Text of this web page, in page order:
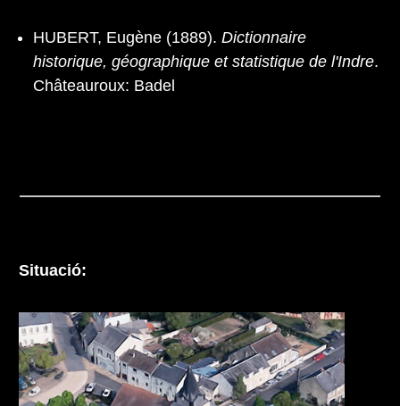
HUBERT, Eugène (1889). Dictionnaire
historique, géographique et statistique de l'Indre.
Châteauroux: Badel
Situació: